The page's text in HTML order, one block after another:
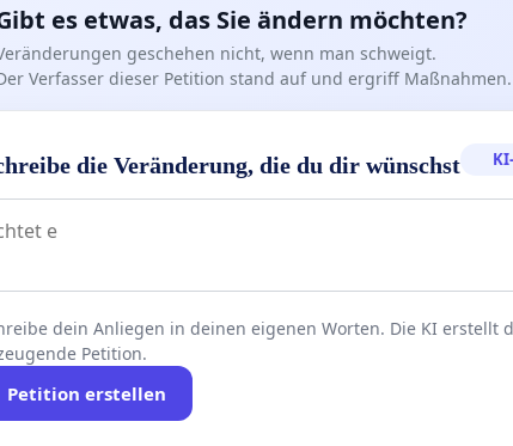
es etwas, das Sie ändern möchten?
geschehen nicht, wenn man schweigt.
Verfasser dieser Petition stand auf und ergriff
die Veränderung, die du dir wünschst
dein Anliegen in deinen eigenen Worten. Die KI erstellt
Petition.
Petition erstellen